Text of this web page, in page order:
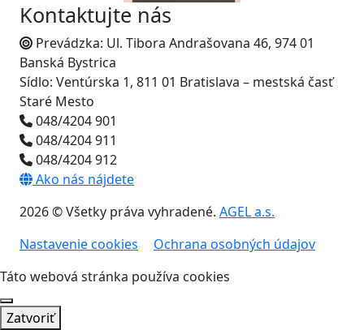
Kontaktujte nás
Prevádzka: Ul. Tibora Andrašovana 46, 974 01
Banská Bystrica
Sídlo: Ventúrska 1, 811 01 Bratislava – mestská časť
Staré Mesto
048/4204 901
048/4204 911
048/4204 912
Ako nás nájdete
2026 © Všetky práva vyhradené. AGEL a.s.
Nastavenie cookies
Ochrana osobných údajov
Táto webová stránka používa cookies
Zatvoriť